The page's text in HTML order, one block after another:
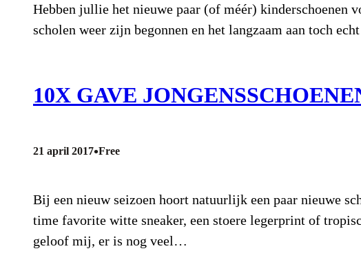
Hebben jullie het nieuwe paar (of méér) kinderschoenen
scholen weer zijn begonnen en het langzaam aan toch
10X GAVE
21 april 2017•Free
Bij een nieuw seizoen hoort natuurlijk een paar nieuwe
time favorite witte sneaker, een stoere legerprint of
geloof mij, er is nog veel…